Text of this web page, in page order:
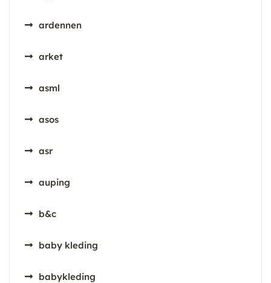
ardennen
arket
asml
asos
asr
auping
b&c
baby kleding
babykleding